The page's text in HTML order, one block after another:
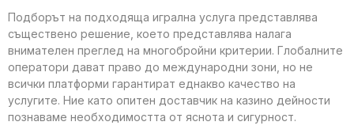
Подборът на подходящa игрална услуга представлява
съществено решение, което представлява налага
внимателен преглед на многобройни критерии. Глобалните
оператори дават право до международни зони, но не
всички платформи гарантират еднакво качество на
услугите. Ние като опитен доставчик на казино дейности
познаваме необходимостта от яснота и сигурност.